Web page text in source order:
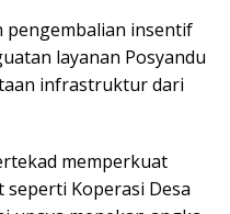
pengembalian insentif
layanan Posyandu
infrastruktur dari
memperkuat
Koperasi Desa